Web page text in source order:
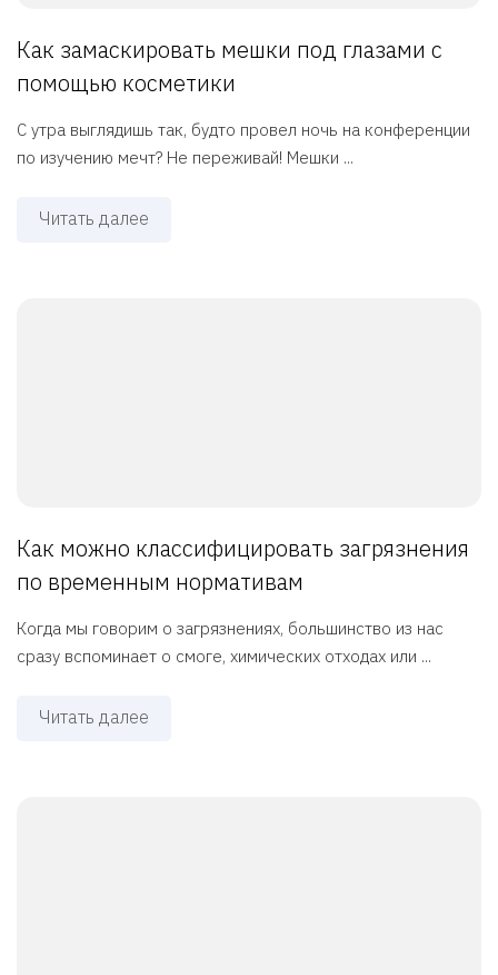
Как замаскировать мешки под глазами с
помощью косметики
С утра выглядишь так, будто провел ночь на конференции
по изучению мечт? Не переживай! Мешки ...
Читать далее
Как можно классифицировать загрязнения
по временным нормативам
Когда мы говорим о загрязнениях, большинство из нас
сразу вспоминает о смоге, химических отходах или ...
Читать далее